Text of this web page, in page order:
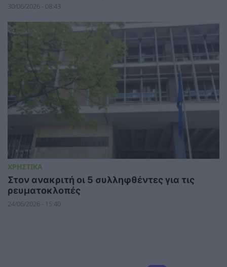
30/06/2026 - 08:43
ΧΡΗΣΤΙΚΑ
Στον ανακριτή οι 5 συλληφθέντες για τις
ρευματοκλοπές
24/06/2026 - 15:40